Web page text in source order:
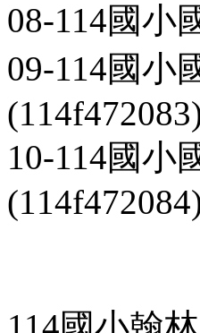
08-114國小
09-114國小
10-114國小